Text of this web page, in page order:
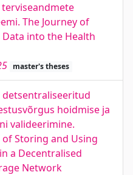
The Journey of
into the Health
master's theses
hoidmise ja
valideerimine.
Storing and Using
a Decentralised
Network